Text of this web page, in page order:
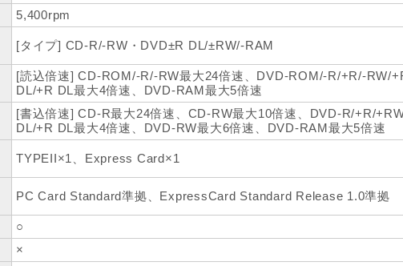
5,400rpm
[タイプ] CD-R/-RW・DVD±R DL/±RW/-RAM
[読込倍速] CD-ROM/-R/-RW最大24倍速、DVD-ROM/-R/+R/-RW/
DL/+R DL最大4倍速、DVD-RAM最大5倍速
[書込倍速] CD-R最大24倍速、CD-RW最大10倍速、DVD-R/+R/
DL/+R DL最大4倍速、DVD-RW最大6倍速、DVD-RAM最大5倍速
TYPEII×1、Express Card×1
PC Card Standard準拠、ExpressCard Standard Release 1.0準拠
○
×